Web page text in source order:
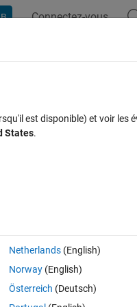
Connectez-vous
it is necessary to block it,
loop in the next loop. How
est disponible) et voir les
States.
Netherlands(English)
Norway(English)
Österreich (Deutsch)